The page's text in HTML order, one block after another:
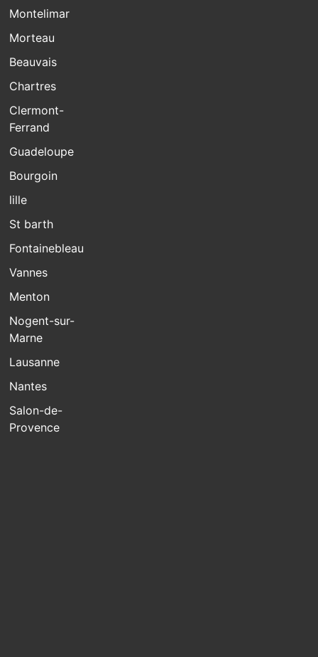
Montelimar
Morteau
Beauvais
Chartres
Clermont-
Ferrand
Guadeloupe
Bourgoin
lille
St barth
Fontainebleau
Vannes
Menton
Nogent-sur-
Marne
Lausanne
Nantes
Salon-de-
Provence